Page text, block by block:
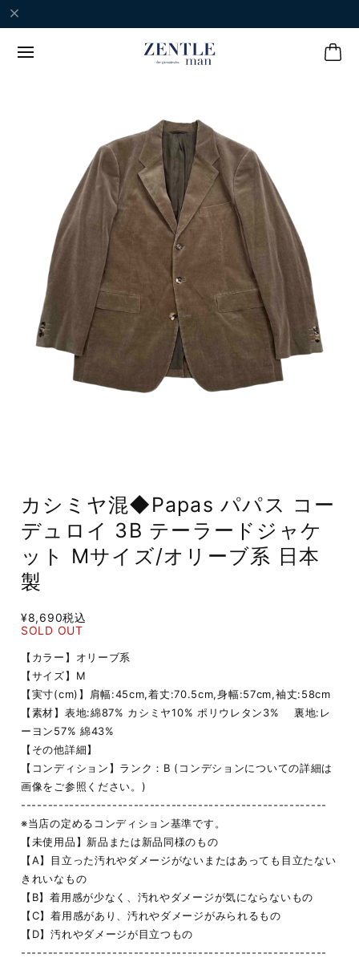
カシミヤ混◆Papas パパス コー
デュロイ 3B テーラードジャケ
ット Mサイズ/オリーブ系 日本
製
¥8,690税込
SOLD OUT
【カラー】オリーブ系
【サイズ】M
【実寸(cm)】肩幅:45cm,着丈:70.5cm,身幅:57cm,袖丈:58cm
【素材】表地:綿87% カシミヤ10% ポリウレタン3% 裏地:レ
ーヨン57% 綿43%
【その他詳細】
【コンディション】ランク：B (コンデションについての詳細は
画像をご参照ください。)
---------------------------------------------------------
※当店の定めるコンディション基準です。
【未使用品】新品または新品同様のもの
【A】目立った汚れやダメージがないまたはあっても目立たない
きれいなもの
【B】着用感が少なく、汚れやダメージが気にならないもの
【C】着用感があり、汚れやダメージがみられるもの
【D】汚れやダメージが目立つもの
---------------------------------------------------------